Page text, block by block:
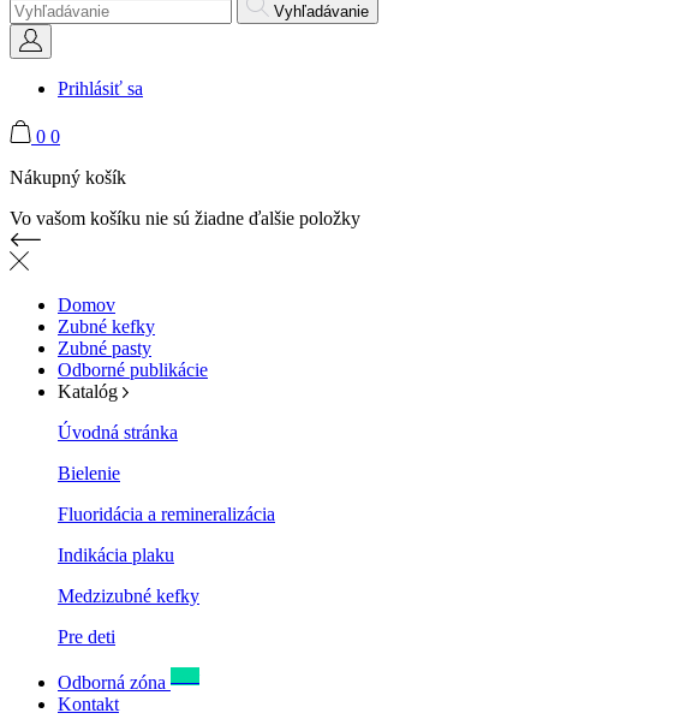
Vyhľadávanie
Prihlásiť sa
0 0
Nákupný košík
Vo vašom košíku nie sú žiadne ďalšie položky
Domov
Zubné kefky
Zubné pasty
Odborné publikácie
Katalóg
Úvodná stránka
Bielenie
Fluoridácia a remineralizácia
Indikácia plaku
Medzizubné kefky
Pre deti
Odborná zóna
Kontakt